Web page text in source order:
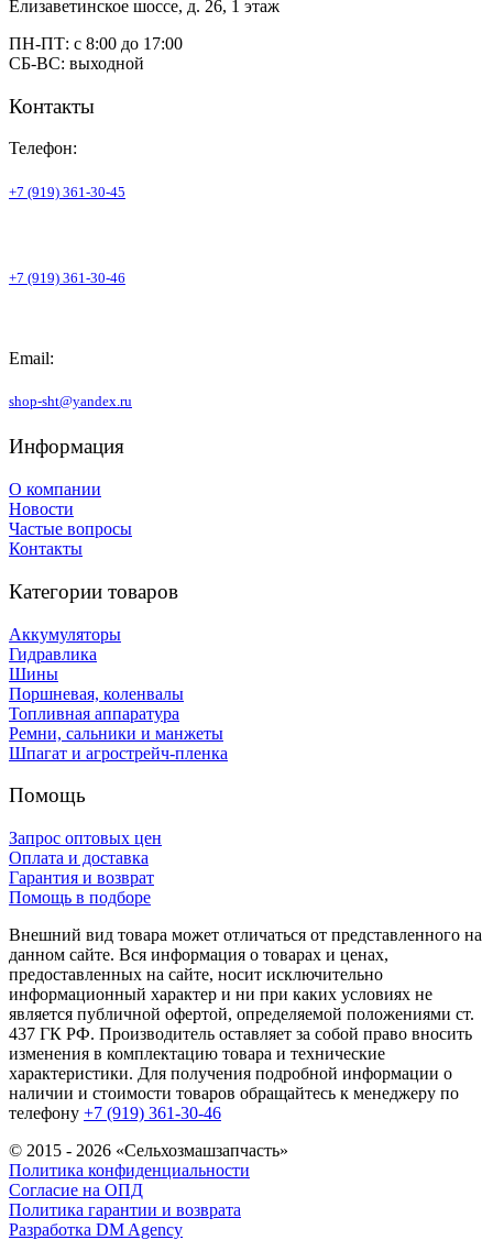
Елизаветинское шоссе, д. 26, 1 этаж
ПН-ПТ: с 8:00 до 17:00
СБ-ВС: выходной
Контакты
Телефон:
+7 (919) 361-30-45
+7 (919) 361-30-46
Email:
shop-sht@yandex.ru
Информация
О компании
Новости
Частые вопросы
Контакты
Категории товаров
Аккумуляторы
Гидравлика
Шины
Поршневая, коленвалы
Топливная аппаратура
Ремни, сальники и манжеты
Шпагат и агрострейч-пленка
Помощь
Запрос оптовых цен
Оплата и доставка
Гарантия и возврат
Помощь в подборе
Внешний вид товара может отличаться от представленного на
данном сайте. Вся информация о товарах и ценах,
предоставленных на сайте, носит исключительно
информационный характер и ни при каких условиях не
является публичной офертой, определяемой положениями ст.
437 ГК РФ. Производитель оставляет за собой право вносить
изменения в комплектацию товара и технические
характеристики. Для получения подробной информации о
наличии и стоимости товаров обращайтесь к менеджеру по
телефону +7 (919) 361-30-46
© 2015 - 2026 «Сельхозмашзапчасть»
Политика конфиденциальности
Согласие на ОПД
Политика гарантии и возврата
Разработка DM Agency